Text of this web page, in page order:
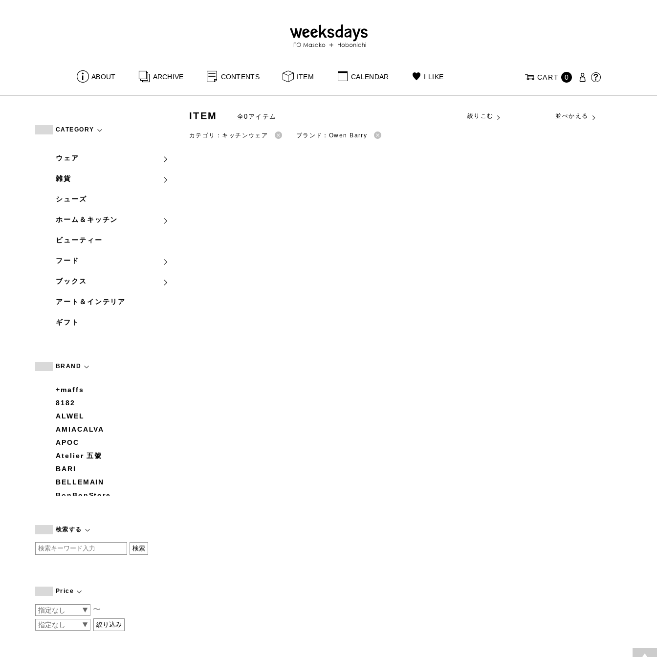
ABOUT ARCHIVE CONTENTS ITEM CALENDAR I LIKE CART 0
CATEGORY
ウェア
雑貨
シューズ
ホーム＆キッチン
ビューティー
フード
ブックス
アート＆インテリア
ギフト
BRAND
+maffs
8182
ALWEL
AMIACALVA
APOC
Atelier 五號
BARI
BELLEMAIN
BonBonStore
by basics
CATWORTH
COGTHEBIGSMOKE
CONVERSE
DEAN & DELUCA
検索する
Price
〜
ITEM 全0アイテム 絞りこむ 並べかえる
カテゴリ：キッチンウェア ブランド：Owen Barry